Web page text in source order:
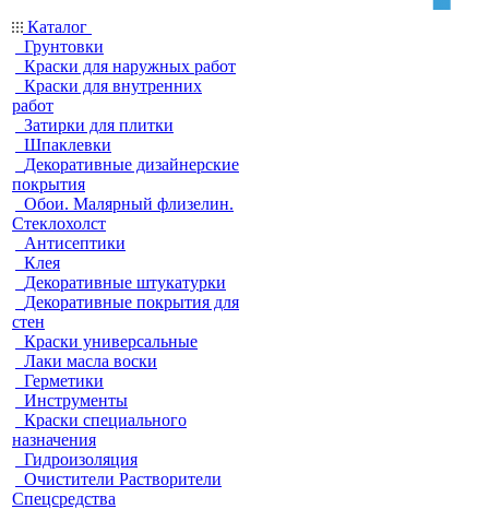
Каталог
Грунтовки
Краски для наружных работ
Краски для внутренних
работ
Затирки для плитки
Шпаклевки
Декоративные дизайнерские
покрытия
Обои. Малярный флизелин.
Стеклохолст
Антисептики
Клея
Декоративные штукатурки
Декоративные покрытия для
стен
Краски универсальные
Лаки масла воски
Герметики
Инструменты
Краски специального
назначения
Гидроизоляция
Очистители Растворители
Спецсредства